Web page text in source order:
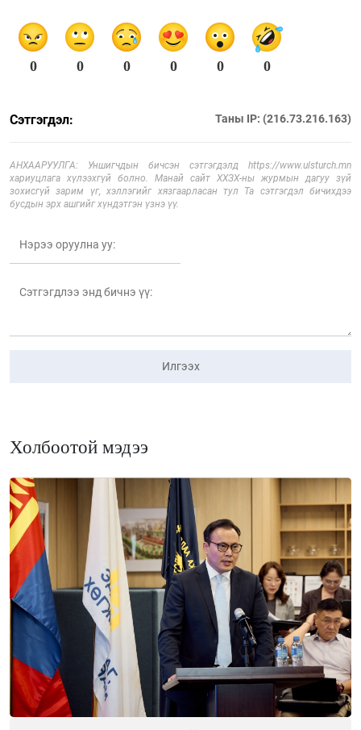
0 0 0 0 0 0
Сэтгэгдэл: Таны IP: (216.73.216.163)
АНХААРУУЛГА: Уншигчдын бичсэн сэтгэгдэлд https://www.ulsturch.mn
хариуцлага хүлээхгүй болно. Манай сайт ХХЗХ-ны журмын дагуу зүй
зохисгүй зарим үг, хэллэгийг хязгаарласан тул Та сэтгэгдэл бичихдээ
бусдын эрх ашгийг хүндэтгэн үзнэ үү.
Илгээх
Холбоотой мэдээ